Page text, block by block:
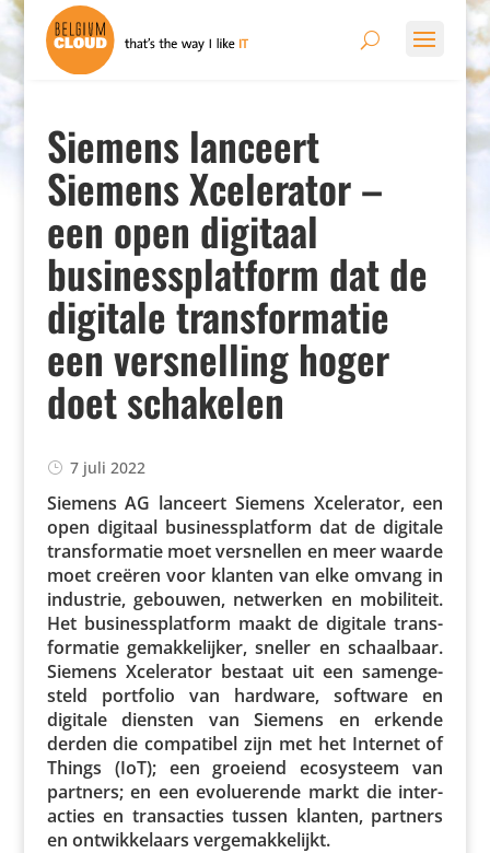
Siemens lanceert
Siemens Xcelerator –
een open digitaal
businessplatform dat de
digitale transformatie
een versnelling hoger
doet schakelen
7 juli 2022
Siemens AG lanceert Siemens Xcele­rator, een
open digitaal busi­ness­plat­form dat de digitale
trans­for­matie moet versnellen en meer waarde
moet creëren voor klanten van elke omvang in
industrie, gebouwen, netwerken en mobi­li­teit.
Het busi­ness­plat­form maakt de digitale trans­
for­matie gemak­ke­lijker, sneller en schaal­baar.
Siemens Xcele­rator bestaat uit een samen­ge­
steld portfolio van hardware, software en
digitale diensten van Siemens en erkende
derden die compa­tibel zijn met het Internet of
Things (IoT); een groeiend ecosys­teem van
partners; en een evolu­e­rende markt die inter­
ac­ties en trans­ac­ties tussen klanten, partners
en ontwik­ke­laars vergemakkelijkt.